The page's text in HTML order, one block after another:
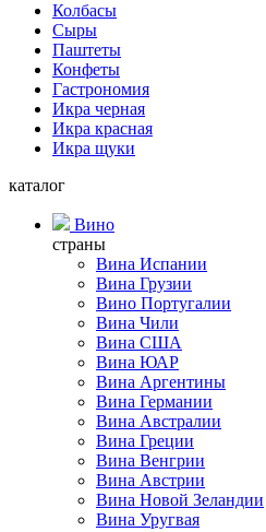
Колбасы
Сыры
Паштеты
Конфеты
Гастрономия
Икра черная
Икра красная
Икра щуки
каталог
Вино
страны
Вина Испании
Вина Грузии
Вино Португалии
Вина Чили
Вина США
Вина ЮАР
Вина Аргентины
Вина Германии
Вина Австралии
Вина Греции
Вина Венгрии
Вина Австрии
Вина Новой Зеландии
Вина Уругвая